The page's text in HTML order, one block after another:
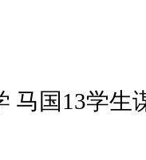
马国13学生